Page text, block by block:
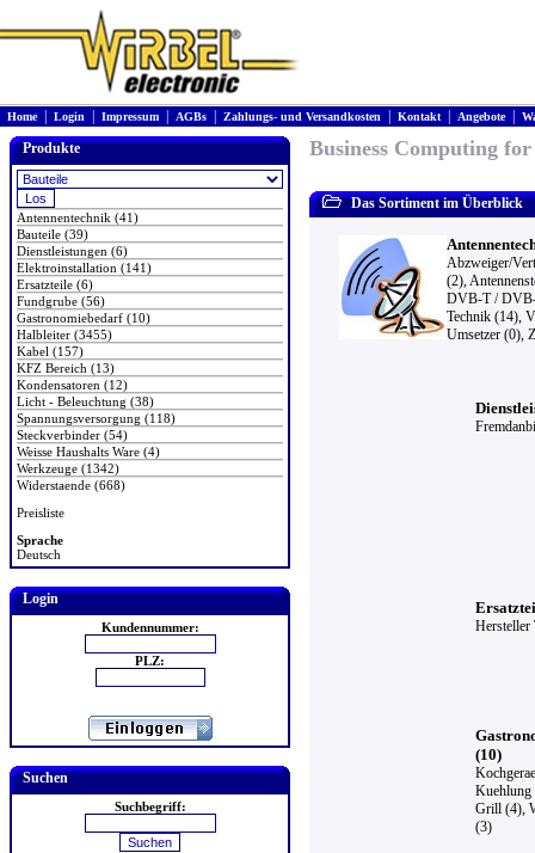
Home| Login Impressum AGBs Zahlungs- und Versandkosten Kontakt| Angebote|
Produkte
Antennentechnik (41)
Bauteile (39)
Dienstleistungen (6)
Elektroinstallation (141)
Ersatzteile (6)
Fundgrube (56)
Gastronomiebedarf (10)
Halbleiter (3455)
Kabel (157)
KFZ Bereich (13)
Kondensatoren (12)
Licht - Beleuchtung (38)
Spannungsversorgung (118)
Steckverbinder (54)
Weisse Haushalts Ware (4)
Werkzeuge (1342)
Widerstaende (668)
Preisliste
Sprache
Deutsch
Login
Kundennummer:
PLZ:
Suchen
Suchbegriff:
Business Computing for
Das Sortiment im Überblick
Abzweiger/
(2),
DVB-T /
Technik (14),
Umsetzer (0),
Hersteller
(10)
Kuehlung
Grill (4),
(3)